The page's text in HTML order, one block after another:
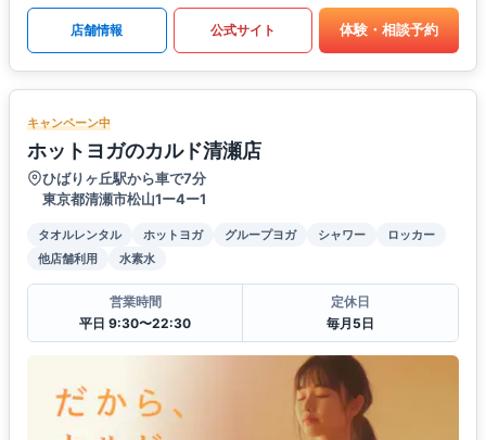
店舗情報 公式サイト 体験・相談予約
キャンペーン中
ホットヨガのカルド清瀬店
ひばりヶ丘駅から車で7分
東京都清瀬市松山1ー4ー1
タオルレンタル ホットヨガ グループヨガ シャワー
ロッカー
他店舗利用
水素水
営業時間
平日 9:30〜22:30
定休日
毎月5日